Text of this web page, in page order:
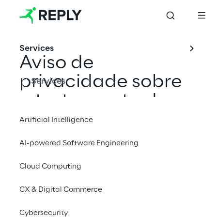
Services
Services
Artificial Intelligence
AI-powered Software Engineering
Cloud Computing
CX & Digital Commerce
Cybersecurity
Aviso de
privacidade sobre
o tratamento de
dados pessoais dos
"clientes"
Novembro de 2022.